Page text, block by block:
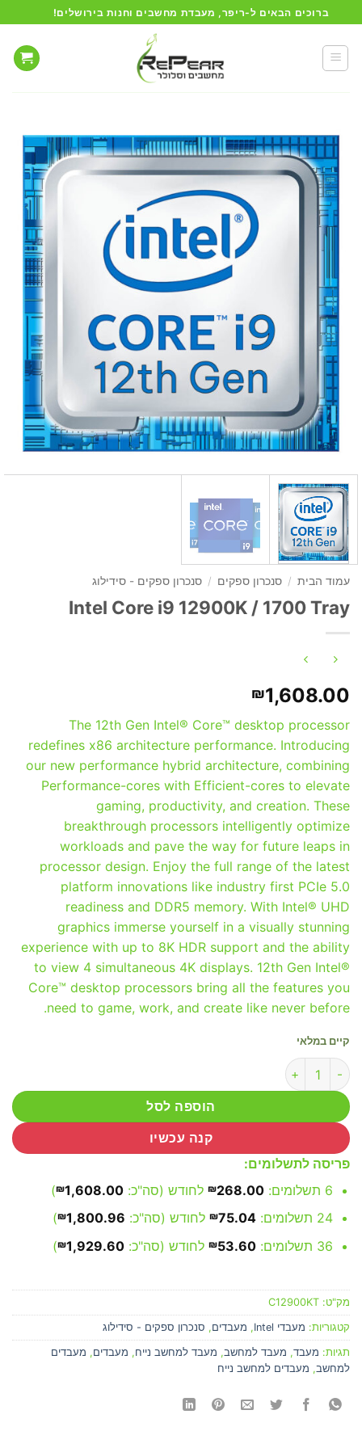
to
content
ברוכים הבאים ל-ריפר, מעבדת מחשבים וחנות בירושלים!
עמוד הבית / סנכרון ספקים / סנכרון ספקים - סידילוג
Intel Core i9 12900K / 1700 Tray
₪1,608.00
The 12th Gen Intel® Core™ desktop processor
redefines x86 architecture performance. Introducing
our new performance hybrid architecture, combining
Performance-cores with Efficient-cores to elevate
gaming, productivity, and creation. These
breakthrough processors intelligently optimize
workloads and pave the way for future leaps in
processor design. Enjoy the full range of the latest
platform innovations like industry first PCIe 5.0
readiness and DDR5 memory. With Intel® UHD
graphics immerse yourself in a visually stunning
experience with up to 8K HDR support and the ability
to view 4 simultaneous 4K displays. 12th Gen Intel®
Core™ desktop processors bring all the features you
need to game, work, and create like never before.
קיים במלאי
כמות של Intel Core i9 12900K / 1700 Tray
הוספה לסל
קנה עכשיו
פריסה לתשלומים:
6 תשלומים:
₪268.00 לחודש (סה"כ: ₪1,608.00
)
24 תשלומים:
₪75.04 לחודש (סה"כ: ₪1,800.96
)
36 תשלומים:
₪53.60 לחודש (סה"כ: ₪1,929.60
)
מק"ט: C12900KT
קטגוריות: מעבדי Intel , מעבדים, סנכרון ספקים - סידילוג
תגיות: מעבד, מעבד למחשב, מעבד למחשב נייח, מעבדים, מעבדים
למחשב, מעבדים למחשב נייח